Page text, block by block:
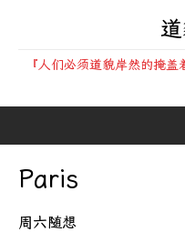
『人们必须道貌岸然的掩
Paris
周六随想